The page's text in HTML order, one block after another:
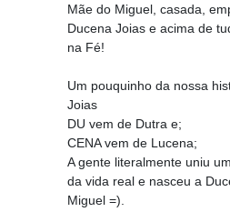
Mãe do Miguel, casada,
Ducena Joias e acima de
na Fé!
Um pouquinho da nossa
Joias
DU vem de Dutra e;
CENA vem de Lucena;
A gente literalmente uniu
da vida real e nasceu a
Miguel =).